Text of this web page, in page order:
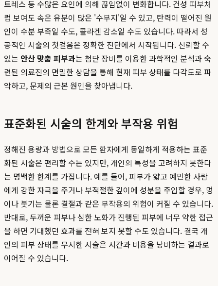
트레스 등 수많은 요인에 의해 끊임없이 변화합니다. 건성 피부처
럼 보여도 속은 유분이 많은 '수부지'일 수 있고, 탄력이 떨어진 원
인이 수분 부족일 수도, 콜라겐 감소일 수도 있습니다. 따라서 성
공적인 시술의 첫걸음은 정확한 진단에서 시작됩니다. 신뢰할 수
있는 안산 맞춤 피부과는 첨단 장비를 이용한 과학적인 분석과 숙
련된 의료진의 면밀한 상담을 통해 현재 피부 상태를 다각도로 파
악하고, 문제의 근본 원인을 찾아냅니다.
표준화된 시술의 한계와 부작용 위험
정해진 용량과 방법으로 모든 환자에게 동일하게 적용하는 표준
화된 시술은 편리할 수는 있지만, 개인의 특성을 고려하지 못한다
는 명백한 한계를 가집니다. 예를 들어, 피부가 얇고 예민한 사람
에게 강한 자극을 주거나 부적절한 깊이에 성분을 주입할 경우, 멍
이나 붓기는 물론 결절과 같은 부작용의 위험이 커질 수 있습니다.
반대로, 두꺼운 피부나 심한 노화가 진행된 피부에 너무 약한 접근
을 하면 기대했던 효과를 전혀 보지 못할 수도 있습니다. 결국 개
인의 피부 상태를 무시한 시술은 시간과 비용을 낭비하는 결과로
이어질 수 있습니다.